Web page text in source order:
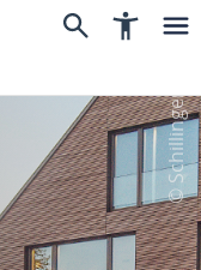
© Schillinger